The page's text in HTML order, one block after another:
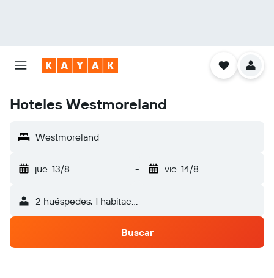
Hoteles Westmoreland
Westmoreland
jue. 13/8 - vie. 14/8
2 huéspedes, 1 habitación
Buscar